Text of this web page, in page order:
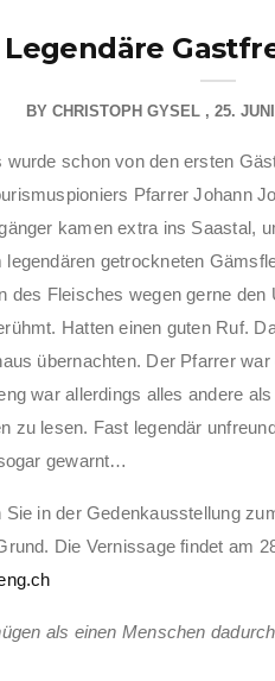
Legendäre
BY CHRISTOPH GYSEL 25.
schon von den ersten
Pfarrer Johann
kamen extra ins Saastal,
getrockneten
des Fleisches wegen gerne
Hatten einen guten Ruf.
übernachten. Der Pfarrer
war allerdings alles andere
zu lesen. Fast legendär
gewarnt…
in der Gedenkausstellung
Die Vernissage findet am
als einen Menschen